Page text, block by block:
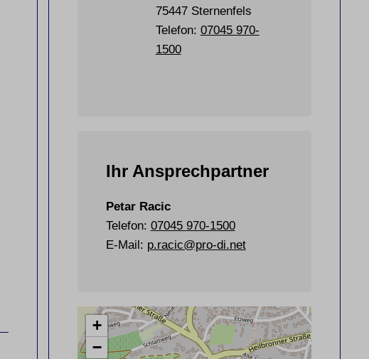
75447 Sternenfels
Telefon: 07045 970-
1500
Ihr Ansprechpartner
Petar Racic
Telefon: 07045 970-1500
E-Mail: p.racic@pro-di.net
+
−